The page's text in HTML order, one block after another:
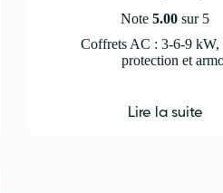
Note5.00 sur 5
Coffrets AC : 3-6-9 kW,
protection et
Lire la suite